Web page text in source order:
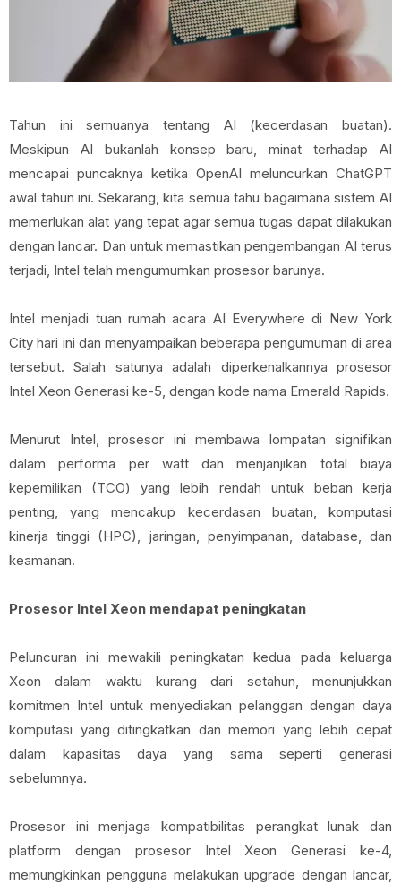
Tahun ini semuanya tentang AI (kecerdasan buatan).
Meskipun AI bukanlah konsep baru, minat terhadap AI
mencapai puncaknya ketika OpenAI meluncurkan ChatGPT
awal tahun ini. Sekarang, kita semua tahu bagaimana sistem AI
memerlukan alat yang tepat agar semua tugas dapat dilakukan
dengan lancar. Dan untuk memastikan pengembangan AI terus
terjadi, Intel telah mengumumkan prosesor barunya.
Intel menjadi tuan rumah acara AI Everywhere di New York
City hari ini dan menyampaikan beberapa pengumuman di area
tersebut. Salah satunya adalah diperkenalkannya prosesor
Intel Xeon Generasi ke-5, dengan kode nama Emerald Rapids.
Menurut Intel, prosesor ini membawa lompatan signifikan
dalam performa per watt dan menjanjikan total biaya
kepemilikan (TCO) yang lebih rendah untuk beban kerja
penting, yang mencakup kecerdasan buatan, komputasi
kinerja tinggi (HPC), jaringan, penyimpanan, database, dan
keamanan.
Prosesor Intel Xeon mendapat peningkatan
Peluncuran ini mewakili peningkatan kedua pada keluarga
Xeon dalam waktu kurang dari setahun, menunjukkan
komitmen Intel untuk menyediakan pelanggan dengan daya
komputasi yang ditingkatkan dan memori yang lebih cepat
dalam kapasitas daya yang sama seperti generasi
sebelumnya.
Prosesor ini menjaga kompatibilitas perangkat lunak dan
platform dengan prosesor Intel Xeon Generasi ke-4,
memungkinkan pengguna melakukan upgrade dengan lancar,